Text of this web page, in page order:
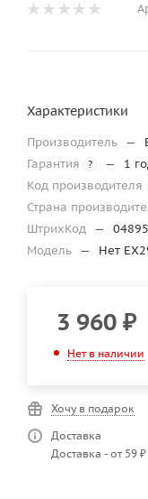
Характеристики
Производитель —
Гарантия
? —
1
Код производителя
Страна
ШтрихКод —
Модель — Нет
3 960 ₽
Нет в наличии
Хочу в подарок
Доставка
Доставка - от 59 ₽